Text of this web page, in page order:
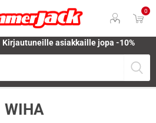
0
Kirjautuneille asiakkaille jopa -10%
WIHA